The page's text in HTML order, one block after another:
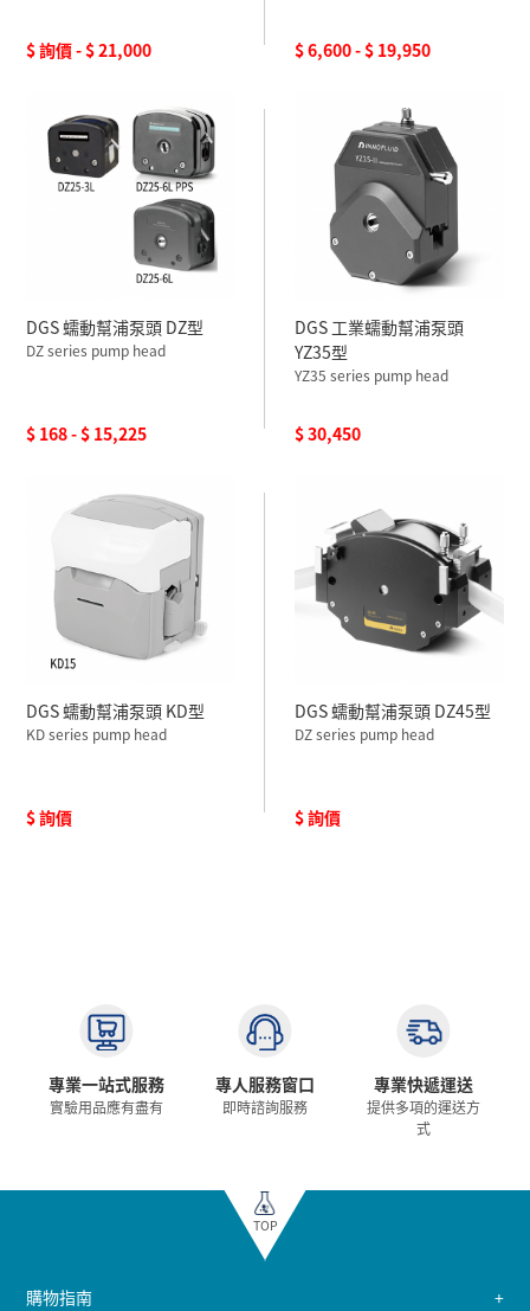
$ 詢價 - $ 21,000 $ 6,600 - $ 19,950
DGS 蠕動幫浦泵頭 DZ型
DZ series pump head
$ 168 - $ 15,225
DGS 工業蠕動幫浦泵頭
YZ35型
YZ35 series pump head
$ 30,450
DGS 蠕動幫浦泵頭 KD型
KD series pump head
$ 詢價
DGS 蠕動幫浦泵頭 DZ45型
DZ series pump head
$ 詢價
專業一站式服務
實驗用品應有盡有
專人服務窗口
即時諮詢服務
專業快遞運送
提供多項的運送方
式
TOP
購物指南